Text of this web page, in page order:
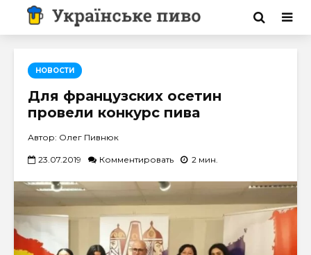
НОВОСТИ
Для французских осетин
провели конкурс пива
Автор: Олег Пивнюк
23.07.2019 Комментировать 2 мин.